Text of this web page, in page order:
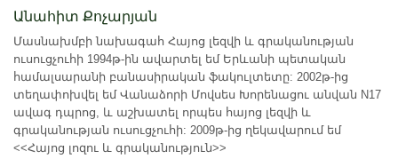
Անահիտ Քոչարյան
Մասնախմբի նախագահ Հայոց լեզվի և գրականության
ուսուցչուհի 1994թ-ին ավարտել եմ Երևանի պետական
համալսարանի բանասիրական ֆակուլտետը: 2002թ-ից
տեղափոխվել եմ Վանաձորի Մովսես Խորենացու անվան N17
ավագ դպրոց, և աշխատել որպես հայոց լեզվի և
գրականության ուսուցչուհի: 2009թ-ից ղեկավարում եմ
<<Հայոց լոզու և գրականություն>>